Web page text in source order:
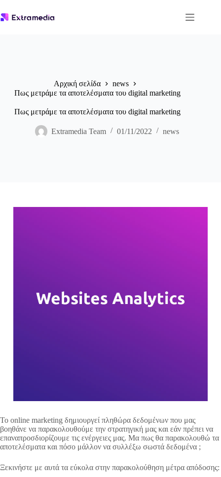
στο
περιεχόμενο
Αρχική σελίδα
news
Πως μετράμε τα αποτελέσματα του digital marketing
Πως μετράμε τα αποτελέσματα του digital marketing
Extramedia Team 01/11/2022 news
To online marketing δημιουργεί πληθώρα δεδομένων που μας
βοηθάνε να παρακολουθούμε την στρατηγική μας και εάν πρέπει να
επαναπροσδιορίζουμε τις ενέργειες μας. Μα πως θα παρακολουθώ τα
αποτελέσματα και πόσο μάλλον να συλλέξω σωστά δεδομένα ;
Ξεκινήστε με αυτά τα εύκολα στην παρακολούθηση μέτρα απόδοσης: